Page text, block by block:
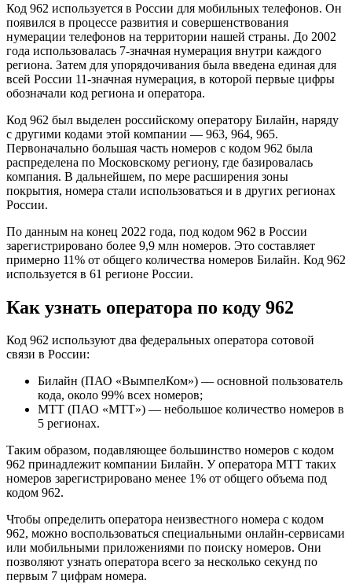
Код 962 используется в России для мобильных телефонов. Он
появился в процессе развития и совершенствования
нумерации телефонов на территории нашей страны. До 2002
года использовалась 7-значная нумерация внутри каждого
региона. Затем для упорядочивания была введена единая для
всей России 11-значная нумерация, в которой первые цифры
обозначали код региона и оператора.
Код 962 был выделен российскому оператору Билайн, наряду
с другими кодами этой компании — 963, 964, 965.
Первоначально большая часть номеров с кодом 962 была
распределена по Московскому региону, где базировалась
компания. В дальнейшем, по мере расширения зоны
покрытия, номера стали использоваться и в других регионах
России.
По данным на конец 2022 года, под кодом 962 в России
зарегистрировано более 9,9 млн номеров. Это составляет
примерно 11% от общего количества номеров Билайн. Код 962
используется в 61 регионе России.
Как узнать оператора по коду 962
Код 962 используют два федеральных оператора сотовой
связи в России:
Билайн (ПАО «ВымпелКом») — основной пользователь
кода, около 99% всех номеров;
МТТ (ПАО «МТТ») — небольшое количество номеров в
5 регионах.
Таким образом, подавляющее большинство номеров с кодом
962 принадлежит компании Билайн. У оператора МТТ таких
номеров зарегистрировано менее 1% от общего объема под
кодом 962.
Чтобы определить оператора неизвестного номера с кодом
962, можно воспользоваться специальными онлайн-сервисами
или мобильными приложениями по поиску номеров. Они
позволяют узнать оператора всего за несколько секунд по
первым 7 цифрам номера.